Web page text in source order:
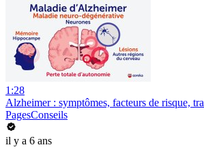
1:28
Alzheimer : symptômes, facteurs de risque,
PagesConseils
il y a 6 ans